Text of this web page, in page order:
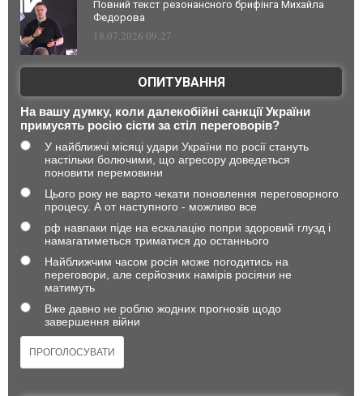
Повний текст резонансного брифінга Михайла
Федорова
18.07.2026 09:27
ОПИТУВАННЯ
На вашу думку, коли далекобійні санкції України
примусять росію сісти за стіл переговорів?
У найближчі місяці удари України по росії стануть
настільки болючими, що агресору доведеться
поновити перемовини
Цього року не варто чекати поновлення переговорного
процесу. А от наступного - можливо все
рф навпаки піде на ескалацію попри здоровий глузд і
намагатиметься триматися до останнього
Найближчим часом росія може погодитись на
переговори, але серйозних намірів росіяни не
матимуть
Вже давно не роблю жодних прогнозів щодо
завершення війни